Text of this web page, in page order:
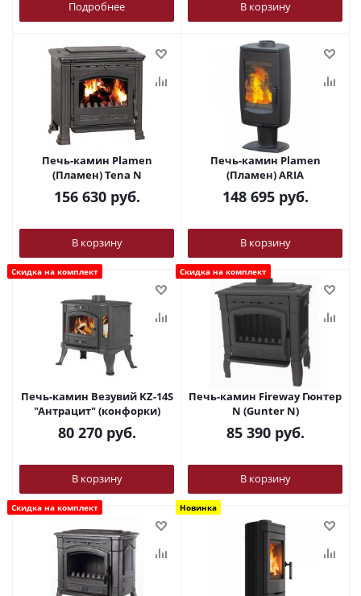
Подробнее В корзину
Печь-камин Plamen
(Пламен) Tena N
156 630руб.
В корзину
Печь-камин Plamen
(Пламен) ARIA
148 695руб.
В корзину
Скидка на комплект
Печь-камин Везувий KZ-14S
"Антрацит" (конфорки)
80 270руб.
В корзину
Скидка на комплект
Печь-камин Fireway Гюнтер
N (Gunter N)
85 390руб.
В корзину
Скидка на комплект Новинка